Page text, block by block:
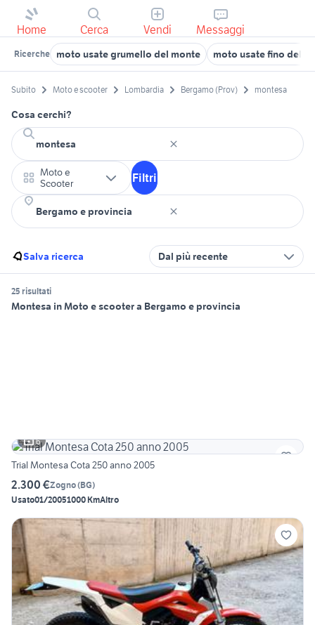
Home Cerca Vendi Messaggi
Ricerche moto usate grumello del monte moto usate fino del
Subito Moto e scooter Lombardia Bergamo (Prov) montesa
Cosa cerchi?
Moto e
Scooter
Filtri
Salva ricerca Dal più recente
25 risultati
Montesa in Moto e scooter a Bergamo e provincia
6
Trial Montesa Cota 250 anno 2005
2.300 €Zogno(BG)
Usato01/20051000 KmAltro